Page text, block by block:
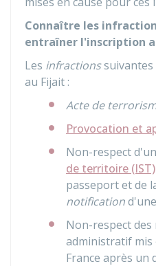
Connaître les
entraîner l'inscription
Les infractions
au Fijait :
Acte de
Provocation et
Non-respect
de territoire (IST)
passeport et de
notification
Non-respect
administratif mis
France après un